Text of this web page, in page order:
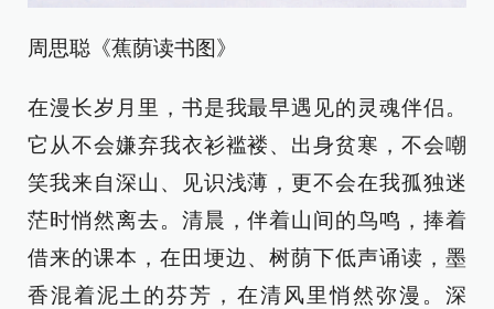
周思聪《蕉荫读书图》
在漫长岁月里，书是我最早遇见的灵魂伴侣。
它从不会嫌弃我衣衫褴褛、出身贫寒，不会嘲
笑我来自深山、见识浅薄，更不会在我孤独迷
茫时悄然离去。清晨，伴着山间的鸟鸣，捧着
借来的课本，在田埂边、树荫下低声诵读，墨
香混着泥土的芬芳，在清风里悄然弥漫。深